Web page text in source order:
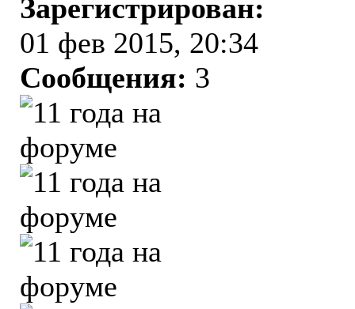
Зарегистрирован:
01 фев 2015, 20:34
Сообщения: 3